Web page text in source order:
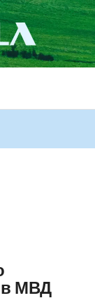
в МВД